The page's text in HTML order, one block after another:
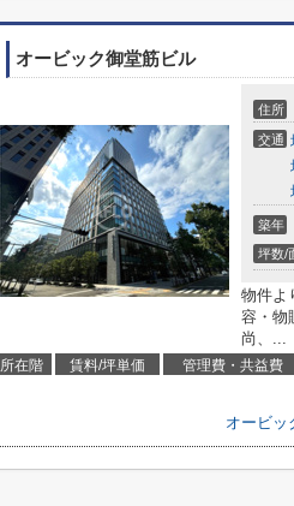
オービック御堂筋ビル
住所
交通
築年
坪数/
物件よ
容・物
尚、...
所在階 賃料/坪単価 管理費・共益費
オービッ